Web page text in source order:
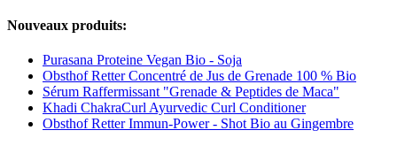
Nouveaux produits:
Purasana Proteine Vegan Bio - Soja
Obsthof Retter Concentré de Jus de Grenade 100 % Bio
Sérum Raffermissant "Grenade & Peptides de Maca"
Khadi ChakraCurl Ayurvedic Curl Conditioner
Obsthof Retter Immun-Power - Shot Bio au Gingembre